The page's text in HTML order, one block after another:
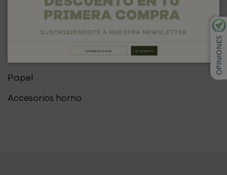
Horneado
Moldes para horno
Papel
Accesorios horno
Suscribirme